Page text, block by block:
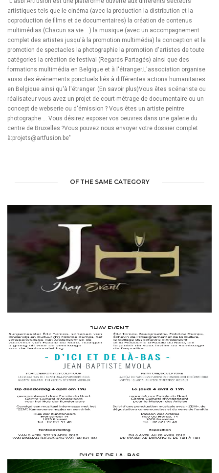
artistiques tels que le cinéma (avec la production la distribution et la
coproduction de films et de documentaires) la création de contenus
multimédias (Chacun sa vie ...) la musique (avec un accompagnement
complet des artistes jusqu'à la promotion multimédia) la conception et la
promotion de spectacles la photographie la promotion d'artistes de toute
catégories la création de festival (Regards Partagés) ainsi que des
formations multimédia en Belgique et à l'étranger.L'association organise
aussi des événements ponctuels liés à différentes actions humanitaires
en Belgique ainsi qu'à l'étranger. (En savoir plus)Vous êtes scénariste ou
réalisateur vous avez un projet de court-métrage de documentaire ou un
concept de webserie ou d'émission ? Vous êtes un artiste peintre
photographe ... Vous désirez exposer vos oeuvres dans une galerie du
centre de Bruxelles ?Vous pouvez nous envoyer votre dossier complet
à:projets@artfusion.be"
OF THE SAME CATEGORY
JHAY EVENT
ART AND CULTURE /ART GALLERY
D'ICI ET DE LA- BAS
ART AND CULTURE /